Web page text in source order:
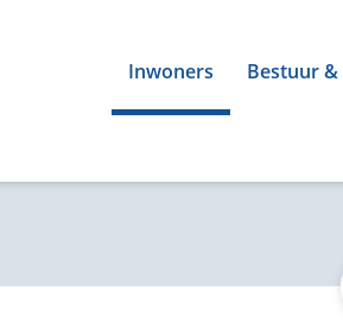
Inwoners Bestuur